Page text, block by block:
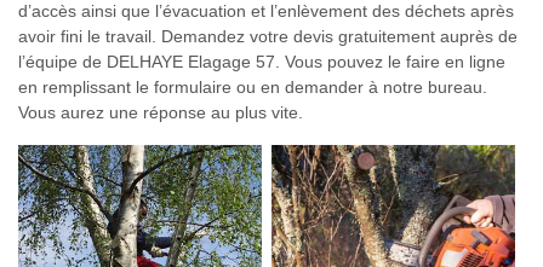
d’accès ainsi que l’évacuation et l’enlèvement des déchets après
avoir fini le travail. Demandez votre devis gratuitement auprès de
l’équipe de DELHAYE Elagage 57. Vous pouvez le faire en ligne
en remplissant le formulaire ou en demander à notre bureau.
Vous aurez une réponse au plus vite.